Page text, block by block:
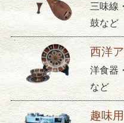
三味線
鼓など
西洋
洋食器
など
趣味